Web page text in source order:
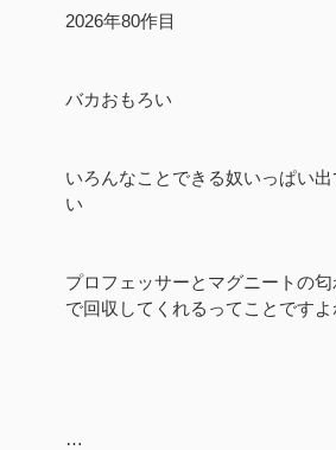
2026年80作目
バカおもろい
いろんなことできる奴いっぱい
い
プロフェッサーとマグニートの
で回収してくれるってことですよ
…